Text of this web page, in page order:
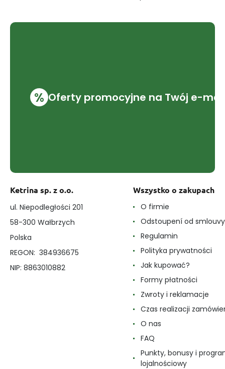
% Oferty promocyjne na Twój e-mail
Ketrina sp. z o.o.
ul. Niepodległości 201
58-300 Wałbrzych
Polska
REGON: 384936675
NIP: 8863010882
Wszystko o zakupach
O firmie
Odstoupení od smlouvy
Regulamin
Polityka prywatności
Jak kupować?
Formy płatności
Zwroty i reklamacje
Czas realizacji
O nas
FAQ
Punkty, bonusy i
lojalnościowy